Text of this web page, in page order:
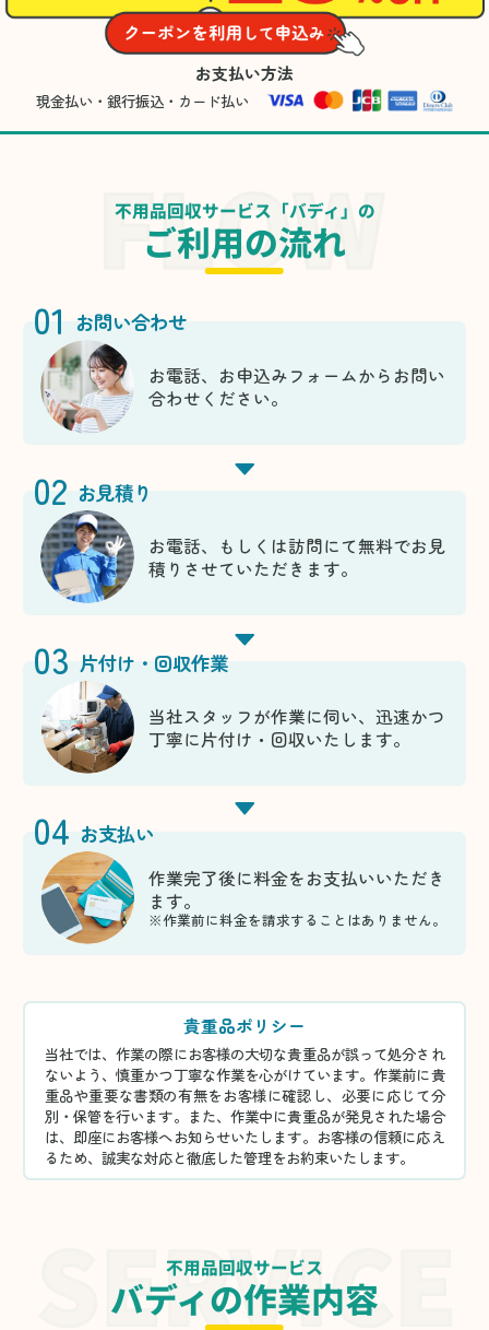
お支払い方法
現金払い・銀行振込・カード払い
不用品回収サービス「バディ」の
ご利用の流れ
01 お問い合わせ
お電話、お申込みフォームからお問い
合わせください。
02 お見積り
お電話、もしくは訪問にて無料でお見
積りさせていただきます。
03 片付け・回収作業
当社スタッフが作業に伺い、迅速かつ
丁寧に片付け・回収いたします。
04 お支払い
作業完了後に料金をお支払いいただき
ます。
※作業前に料金を請求することはありません。
貴重品ポリシー
当社では、作業の際にお客様の大切な貴重品が誤って処分され
ないよう、慎重かつ丁寧な作業を心がけています。作業前に貴
重品や重要な書類の有無をお客様に確認し、必要に応じて分
別・保管を行います。また、作業中に貴重品が発見された場合
は、即座にお客様へお知らせいたします。お客様の信頼に応え
るため、誠実な対応と徹底した管理をお約束いたします。
不用品回収サービス
バディの作業内容